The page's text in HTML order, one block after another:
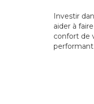
Investir
aider à
confort de
performant